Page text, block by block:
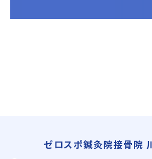
ゼロスポ鍼灸院接骨院